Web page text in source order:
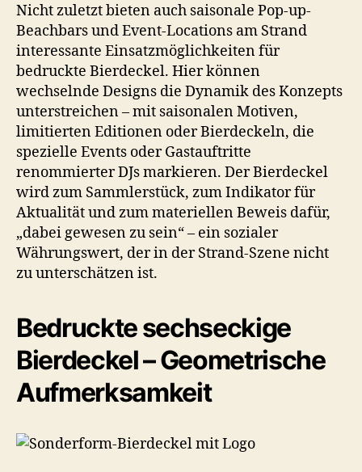
Nicht zuletzt bieten auch saisonale Pop-up-
Beachbars und Event-Locations am Strand
interessante Einsatzmöglichkeiten für
bedruckte Bierdeckel. Hier können
wechselnde Designs die Dynamik des Konzepts
unterstreichen – mit saisonalen Motiven,
limitierten Editionen oder Bierdeckeln, die
spezielle Events oder Gastauftritte
renommierter DJs markieren. Der Bierdeckel
wird zum Sammlerstück, zum Indikator für
Aktualität und zum materiellen Beweis dafür,
„dabei gewesen zu sein“ – ein sozialer
Währungswert, der in der Strand-Szene nicht
zu unterschätzen ist.
Bedruckte sechseckige
Bierdeckel – Geometrische
Aufmerksamkeit